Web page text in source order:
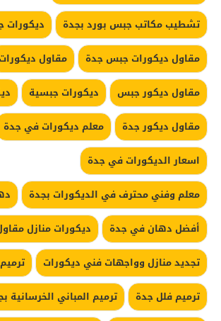
تشطيب مكاتب جبس بورد بجدة
ديكورات
مقاول ديكورات جبس جدة
مقاول
مقاول ديكور جبس
ديكورات جبسية
مقاول ديكور جدة
معلم ديكورات في جدة
اسعار الديكورات في جدة
معلم وفني محترف في الديكورات بجدة
أفضل دهان في جدة
ديكورات منازل
تجديد منازل وواجهات فني ديكورات
ترميم فلل جدة
ترميم المباني الخرسانية